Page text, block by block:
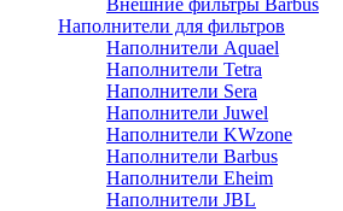
Внешние фильтры Barbus
Наполнители для фильтров
Наполнители Aquael
Наполнители Tetra
Наполнители Sera
Наполнители Juwel
Наполнители KWzone
Наполнители Barbus
Наполнители Eheim
Наполнители JBL